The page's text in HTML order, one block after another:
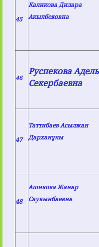
45
Каликова Дилара
Акылбековна
46
Руспекова Адель
Секербаевна
47
Таттибаев Асылжан
Дарханұлы
48
Ашикова Жанар
Саукынбаевна